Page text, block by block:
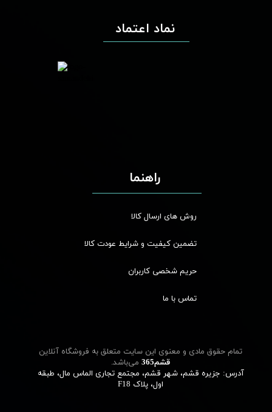
تمام حقوق مادی و معنوی این سایت متعلق به فروشگاه آنلاین
قشم‌365
می‌باشد.
آدرس: جزیره قشم، شهر قشم، مجتمع تجاری الماس مال، طبقه
اول، پلاک F18
نماد اعتماد
راهنما
روش های ارسال کالا
تضمین کیفیت و شرایط عودت کالا
حریم شخصی کاربران
تماس با ما